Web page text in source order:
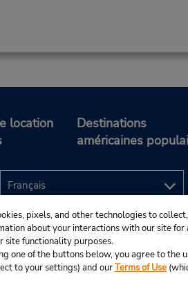
location
Destinations
américaines
pixels, and other technologies to
about your interactions with our site
site functionality purposes.
one of the buttons below, you agree to the
to your settings) and ourTerms of Use